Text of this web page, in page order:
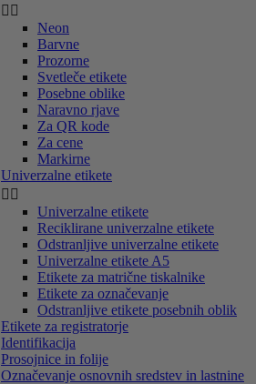
 
Neon
Barvne
Prozorne
Svetleče etikete
Posebne oblike
Naravno rjave
Za QR kode
Za cene
Markirne
Univerzalne etikete
 
Univerzalne etikete
Reciklirane univerzalne etikete
Odstranljive univerzalne etikete
Univerzalne etikete A5
Etikete za matrične tiskalnike
Etikete za označevanje
Odstranljive etikete posebnih oblik
Etikete za registratorje
Identifikacija
Prosojnice in folije
Označevanje osnovnih sredstev in lastnine